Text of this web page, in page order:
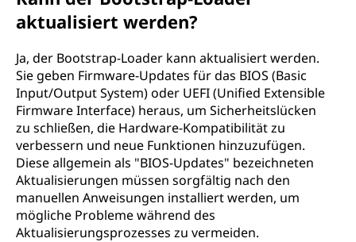
aktualisiert werden?
Ja, der Bootstrap-Loader kann aktualisiert werden.
Sie geben Firmware-Updates für das BIOS (Basic
Input/Output System) oder UEFI (Unified Extensible
Firmware Interface) heraus, um Sicherheitslücken
zu schließen, die Hardware-Kompatibilität zu
verbessern und neue Funktionen hinzuzufügen.
Diese allgemein als "BIOS-Updates" bezeichneten
Aktualisierungen müssen sorgfältig nach den
manuellen Anweisungen installiert werden, um
mögliche Probleme während des
Aktualisierungsprozesses zu vermeiden.